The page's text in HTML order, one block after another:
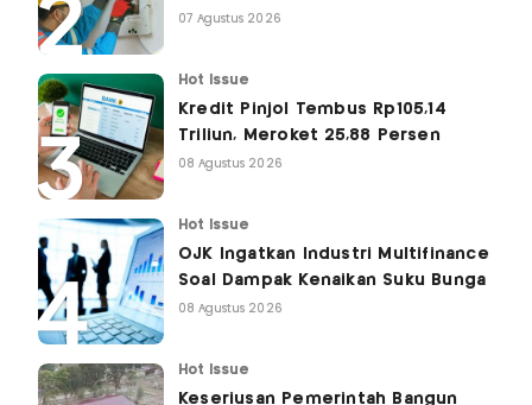
07 Agustus 2026
Hot Issue
Kredit Pinjol Tembus Rp105,14
Triliun, Meroket 25,88 Persen
08 Agustus 2026
Hot Issue
OJK Ingatkan Industri Multifinance
Soal Dampak Kenaikan Suku Bunga
08 Agustus 2026
Hot Issue
Keseriusan Pemerintah Bangun